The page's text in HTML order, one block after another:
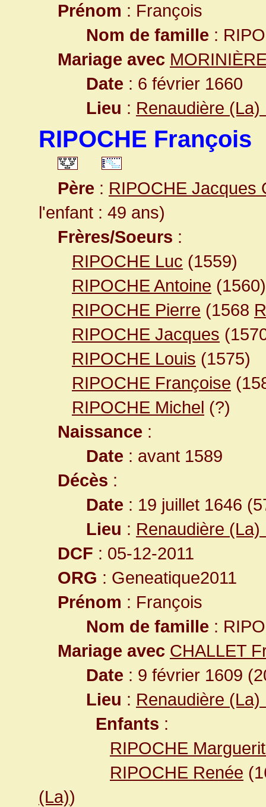
Prénom : François
Nom de famille :
Mariage avec
Date : 6 février 1660
Lieu : Renaudière
RIPOCHE François
Père : RIPOCHE Jacques
l'enfant : 49 ans)
Frères/Soeurs :
RIPOCHE Luc (1559)
RIPOCHE Antoine (1560)
RIPOCHE Pierre (1568
RIPOCHE Jacques
RIPOCHE Louis (1575)
RIPOCHE Françoise
RIPOCHE Michel (?)
Naissance :
Date : avant 1589
Décès :
Date : 19 juillet 1646
Lieu : Renaudière
DCF : 05-12-2011
ORG : Geneatique2011
Prénom : François
Nom de famille :
Mariage avec CHALLET
Date : 9 février 1609
Lieu : Renaudière
Enfants :
RIPOCHE
RIPOCHE Renée
(La))